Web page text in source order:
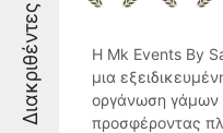
Διακριθέντες
Η Mk Events By
μια
οργάνωση γάμων
προσφέροντας